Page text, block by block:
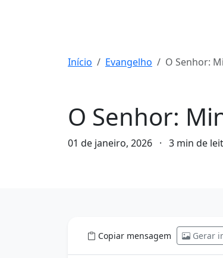
Início Evangelho O Senhor: Minha Rocha,
O Senhor:
01 de janeiro, 2026 · 3 min de
Copiar mensagem Gerar